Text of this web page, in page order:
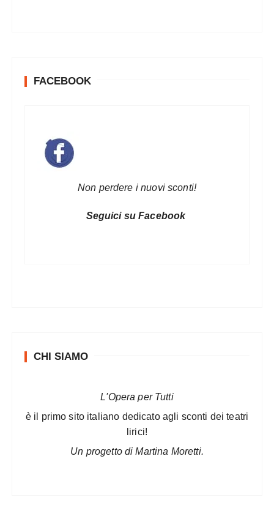
FACEBOOK
Non perdere i nuovi sconti!
Seguici su Facebook
CHI SIAMO
L'Opera per Tutti
è il primo sito italiano dedicato agli sconti dei teatri
lirici!
Un progetto di Martina Moretti.